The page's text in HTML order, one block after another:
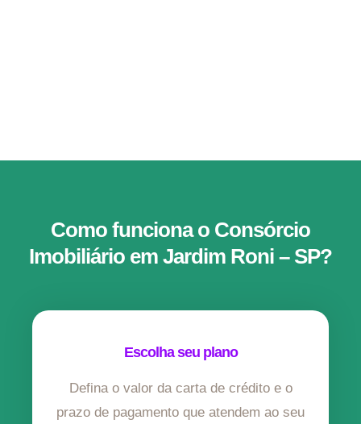
Como funciona o Consórcio
Imobiliário em Jardim Roni – SP?
Escolha seu plano
Defina o valor da carta de crédito e o
prazo de pagamento que atendem ao seu